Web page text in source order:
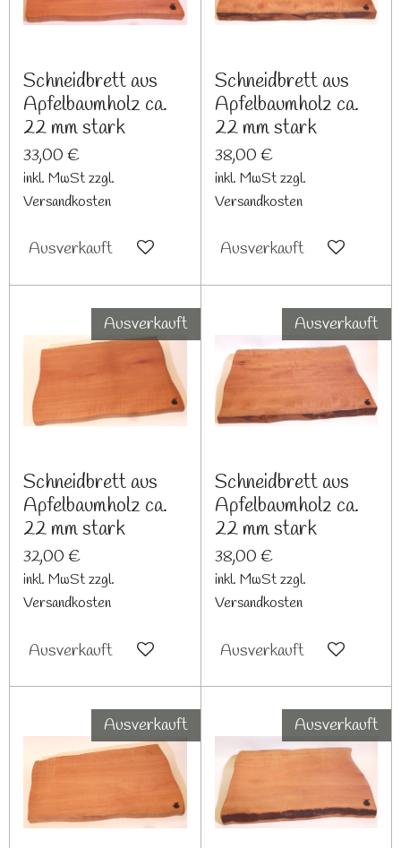
Schneidbrett aus
Apfelbaumholz ca.
22 mm stark
33,00 €
inkl. MwSt zzgl.
Versandkosten
Ausverkauft
Schneidbrett aus
Apfelbaumholz ca.
22 mm stark
38,00 €
inkl. MwSt zzgl.
Versandkosten
Ausverkauft
Ausverkauft
Schneidbrett aus
Apfelbaumholz ca.
22 mm stark
32,00 €
inkl. MwSt zzgl.
Versandkosten
Ausverkauft
Ausverkauft
Schneidbrett aus
Apfelbaumholz ca.
22 mm stark
38,00 €
inkl. MwSt zzgl.
Versandkosten
Ausverkauft
Ausverkauft Ausverkauft